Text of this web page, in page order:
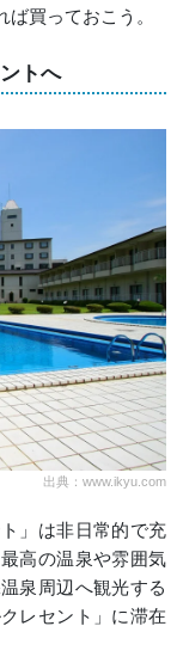
買っておこう。
トへ
出典：www.ikyu.com
」は非日常的で充
高の温泉や雰囲気
泉周辺へ観光する
レセント」に滞在